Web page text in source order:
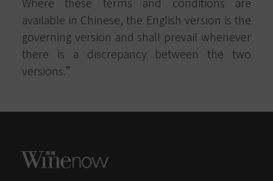
available in Chinese, the English version is the
governing version and shall prevail whenever
there is a discrepancy between the two
versions.”